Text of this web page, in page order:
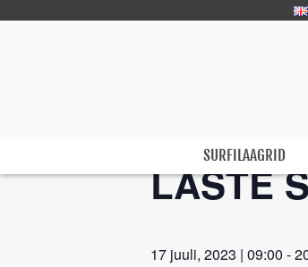
SURFILAAGRID
LASTE
17 juuli, 2023 | 09:00 -